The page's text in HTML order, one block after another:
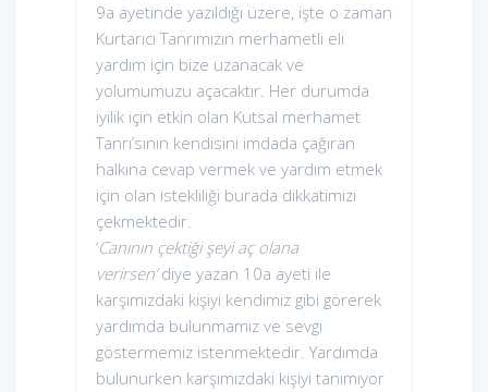
9a ayetinde yazıldığı üzere, işte o zaman
Kurtarıcı Tanrımızın merhametli eli
yardım için bize uzanacak ve
yolumumuzu açacaktır. Her durumda
iyilik için etkin olan Kutsal merhamet
Tanrı’sının kendisini imdada çağıran
halkına cevap vermek ve yardım etmek
için olan istekliliği burada dikkatimizi
çekmektedir.
‘Canının çektiği şeyi aç olana
verirsen’diye yazan 10a ayeti ile
karşımızdaki kişiyi kendimiz gibi görerek
yardımda bulunmamız ve sevgi
göstermemiz istenmektedir. Yardımda
bulunurken karşımızdaki kişiyi tanımıyor